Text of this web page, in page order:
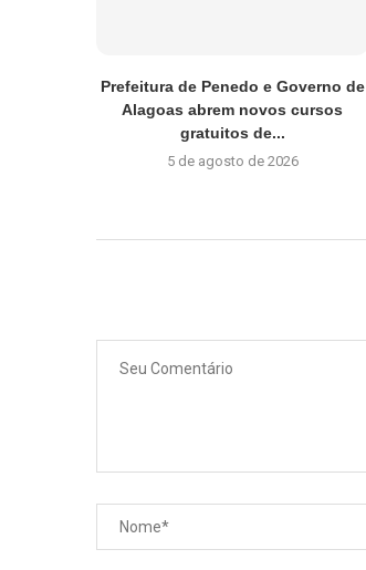
Prefeitura de Penedo e Governo de
Alagoas abrem novos cursos
gratuitos de...
5 de agosto de 2026